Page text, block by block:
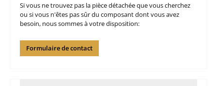
Si vous ne trouvez pas la pièce détachée que vous cherchez
ou si vous n'êtes pas sûr du composant dont vous avez
besoin, nous sommes à votre disposition:
Formulaire de contact